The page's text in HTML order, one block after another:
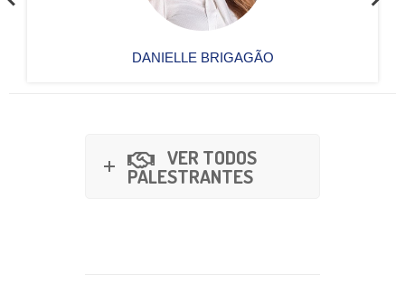
DANIELLE BRIGAGÃO
VER TODOS
PALESTRANTES